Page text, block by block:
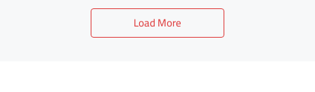
Load More